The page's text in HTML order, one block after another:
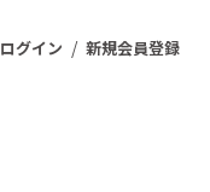
ログイン / 新規会員登録